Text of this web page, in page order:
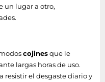
un lugar a otro,
cojinesque le
largas horas de uso.
resistir el desgaste diario y